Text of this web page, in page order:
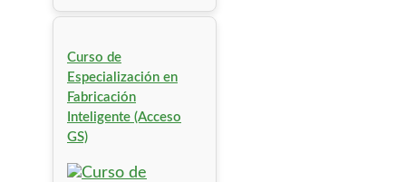
Curso de
Especialización en
Fabricación
Inteligente (Acceso
GS)